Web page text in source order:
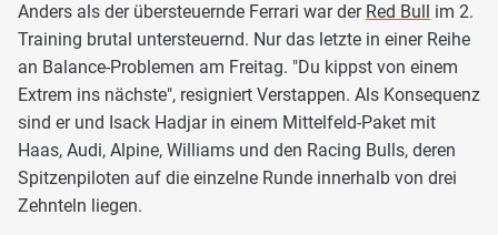
Anders als der übersteuernde Ferrari war der Red Bull
im 2.
Training brutal untersteuernd. Nur das letzte in einer Reihe
an Balance-Problemen am Freitag. "Du kippst von einem
Extrem ins nächste", resigniert Verstappen. Als Konsequenz
sind er und Isack Hadjar in einem Mittelfeld-Paket mit
Haas, Audi, Alpine, Williams und den Racing Bulls, deren
Spitzenpiloten auf die einzelne Runde innerhalb von drei
Zehnteln liegen.